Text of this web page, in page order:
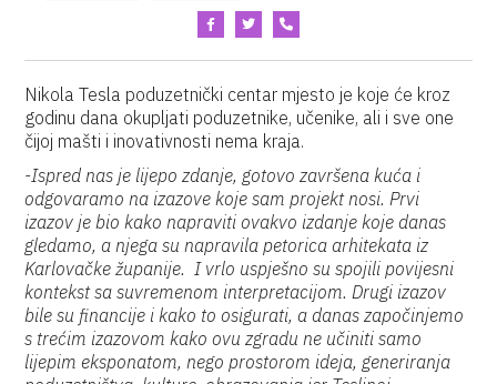
Nikola Tesla poduzetnički centar mjesto je koje će kroz
godinu dana okupljati poduzetnike, učenike, ali i sve one
čijoj mašti i inovativnosti nema kraja.
-Ispred nas je lijepo zdanje, gotovo završena kuća i
odgovaramo na izazove koje sam projekt nosi. Prvi
izazov je bio kako napraviti ovakvo izdanje koje danas
gledamo, a njega su napravila petorica arhitekata iz
Karlovačke županije. I vrlo uspješno su spojili povijesni
kontekst sa suvremenom interpretacijom. Drugi izazov
bile su financije i kako to osigurati, a danas započinjemo
s trećim izazovom kako ovu zgradu ne učiniti samo
lijepim eksponatom, nego prostorom ideja, generiranja